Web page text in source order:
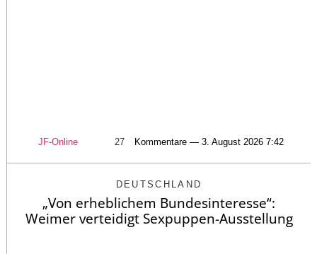
JF-Online 27 Kommentare — 3. August 2026 7:42
DEUTSCHLAND
„Von erheblichem Bundesinteresse“:
Weimer verteidigt Sexpuppen-Ausstellung